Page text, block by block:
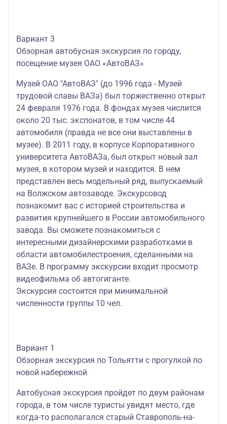
Вариант 3
Обзорная автобусная экскурсия по городу,
посещение музея ОАО «АвтоВАЗ»
Музей ОАО "АвтоВАЗ" (до 1996 года - Музей
трудовой славы ВАЗа) был торжественно открыт
24 февраля 1976 года. В фондах музея числится
около 20 тыс. экспонатов, в том числе 44
автомобиля (правда не все они выставлены в
музее). В 2011 году, в корпусе Корпоративного
университета АвтоВАЗа, был открыт новый зал
музея, в котором музей и находится. В нем
представлен весь модельный ряд, выпускаемый
на Волжском автозаводе. Экскурсовод
познакомит вас с историей строительства и
развития крупнейшего в России автомобильного
завода. Вы сможете познакомиться с
интересными дизайнерскими разработками в
области автомобилестроения, сделанными на
ВАЗе. В программу экскурсии входит просмотр
видеофильма об автогиганте.
Экскурсия состоится при минимальной
численности группы 10 чел.
Вариант 1
Обзорная экскурсия по Тольятти с прогулкой по
новой набережной
Автобусная экскурсия пройдет по двум районам
города, в том числе туристы увидят место, где
когда-то располагался старый Ставрополь-на-